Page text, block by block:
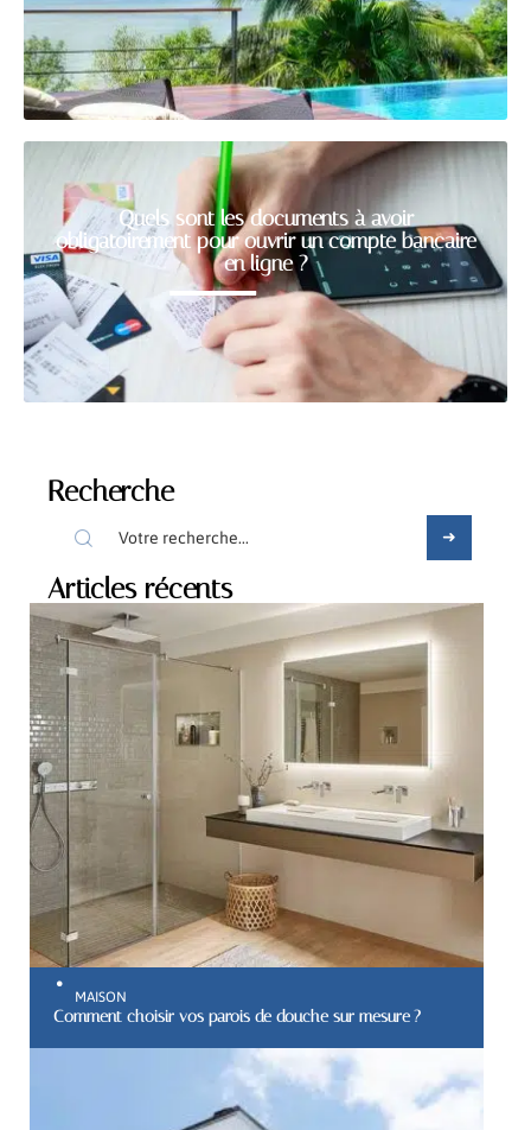
Quels sont les documents à avoir
obligatoirement pour ouvrir un compte bancaire
en ligne ?
Recherche
Articles récents
MAISON
Comment choisir vos parois de douche sur mesure ?